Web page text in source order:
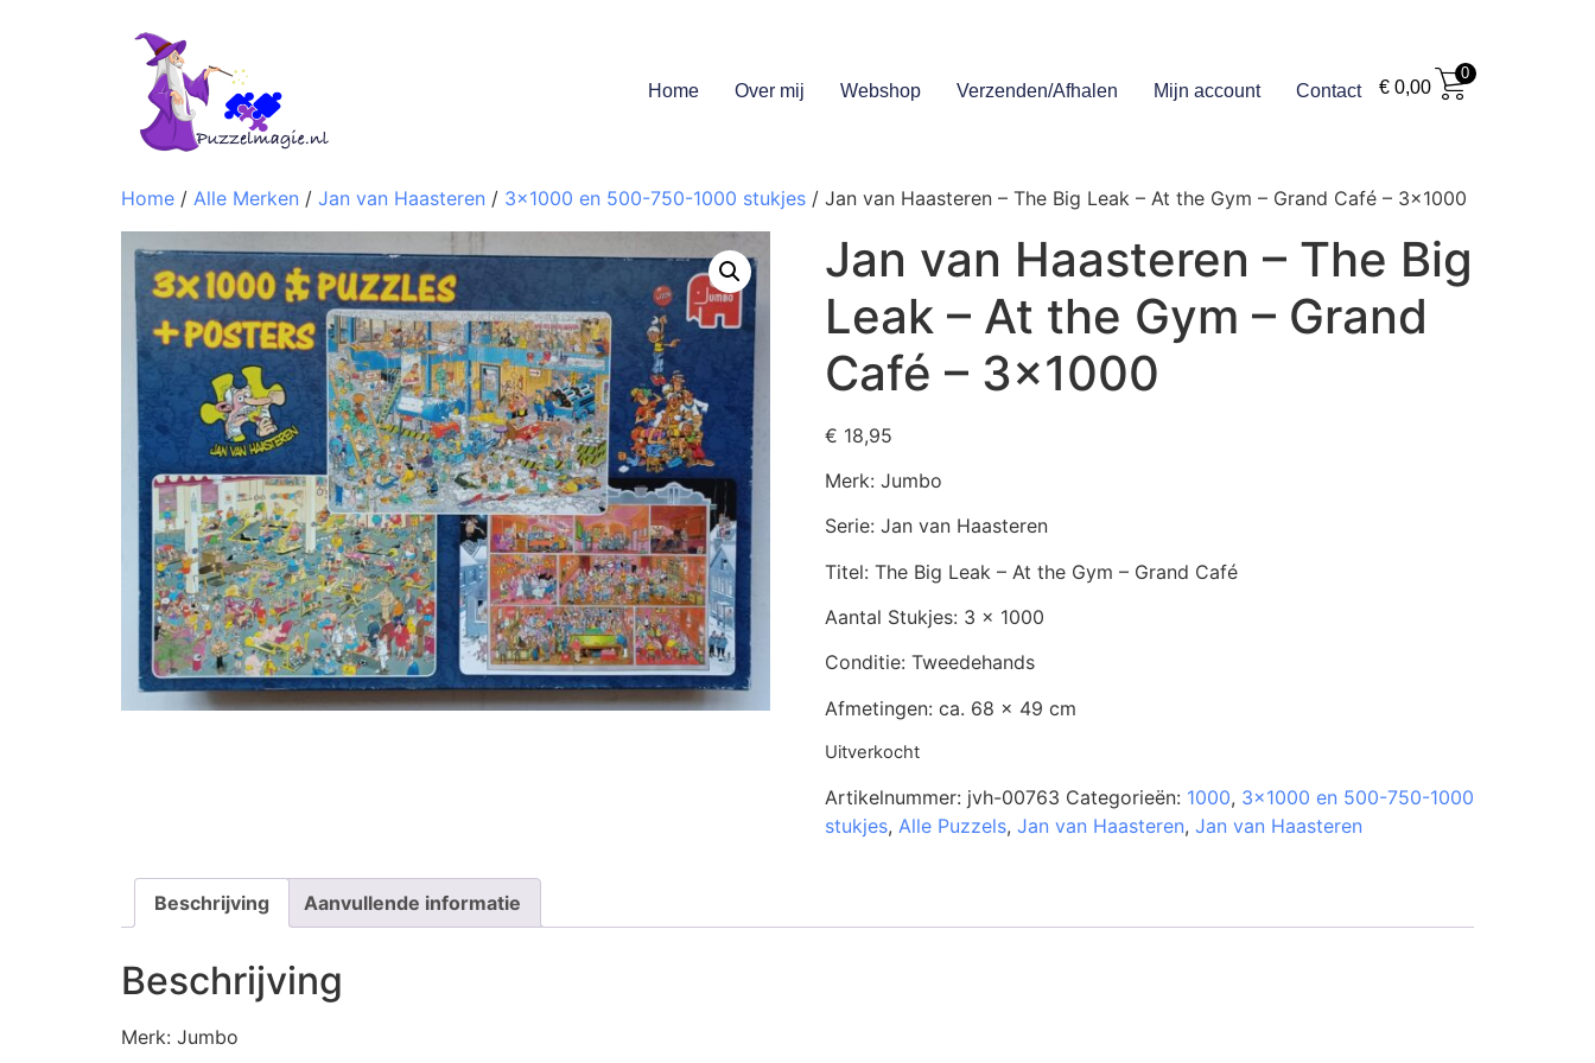
Home Over mij Webshop Verzenden/Afhalen Mijn account Contact €0,00
0
Home / Alle Merken / Jan van Haasteren / 3x1000 en 500-750-1000 stukjes / Jan van Haasteren – The Big Leak – At the Gym – Grand Café – 3×1000
Jan van Haasteren – The Big
Leak – At the Gym – Grand
Café – 3×1000
€ 18,95
Merk: Jumbo
Serie: Jan van Haasteren
Titel: The Big Leak – At the Gym – Grand Café
Aantal Stukjes: 3 x 1000
Conditie: Tweedehands
Afmetingen: ca. 68 x 49 cm
Uitverkocht
Artikelnummer: jvh-00763 Categorieën: 1000, 3x1000 en 500-750-1000
stukjes, Alle Puzzels, Jan van Haasteren, Jan van Haasteren
Beschrijving Aanvullende informatie
Beschrijving
Merk: Jumbo